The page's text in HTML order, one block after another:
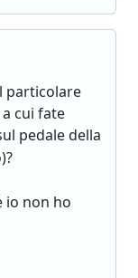
particolare
cui fate
pedale della
io non ho